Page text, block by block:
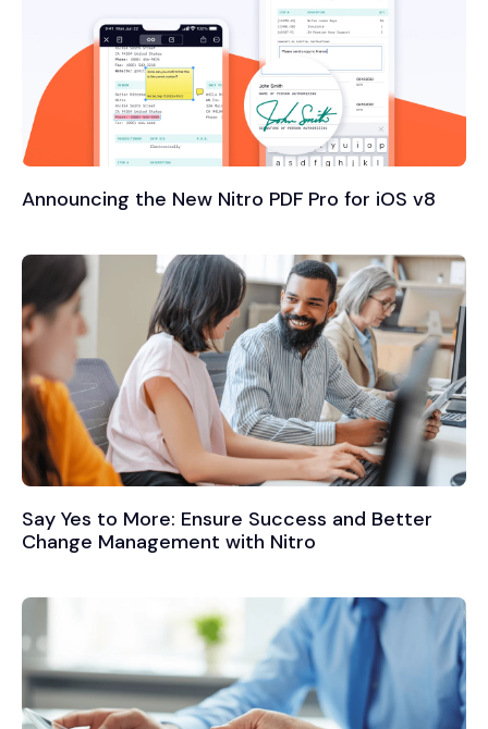
Announcing the New Nitro PDF Pro for iOS v8
Say Yes to More: Ensure Success and Better
Change Management with Nitro